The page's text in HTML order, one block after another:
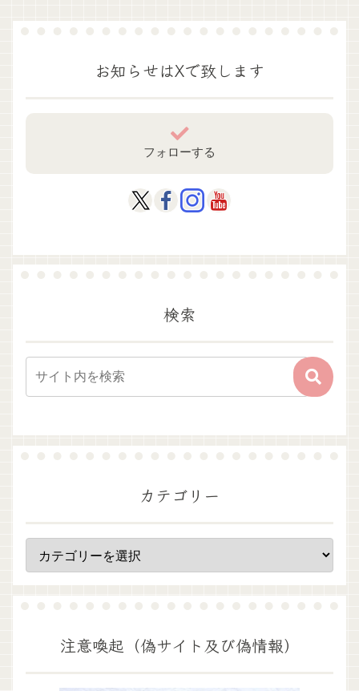
お知らせはXで致します
フォローする
検索
カテゴリー
注意喚起（偽サイト及び偽情報）